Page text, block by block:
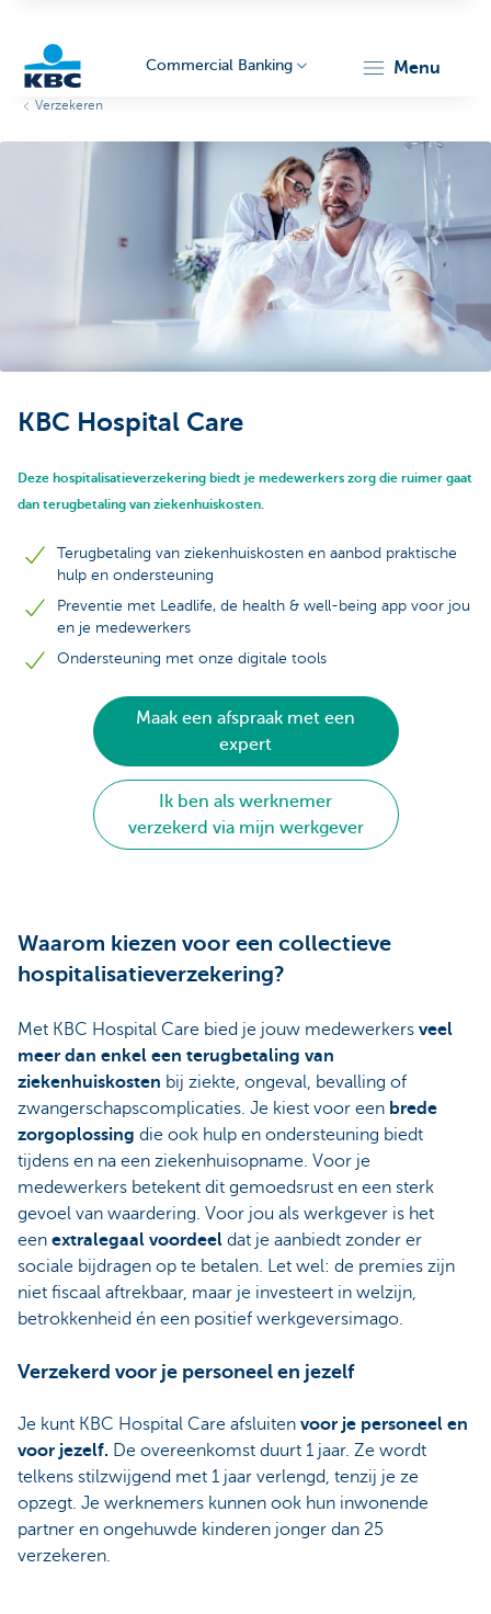
Commercial Banking menu
Verzekeren
KBC Hospital Care
Deze hospitalisatieverzekering biedt je medewerkers zorg die ruimer gaat
dan terugbetaling van ziekenhuiskosten.
Terugbetaling van ziekenhuiskosten en aanbod praktische
hulp en ondersteuning
Preventie met Leadlife, de health & well-being app voor jou
en je medewerkers
Ondersteuning met onze digitale tools
Maak een afspraak met een
expert
Ik ben als werknemer
verzekerd via mijn werkgever
Waarom kiezen voor een collectieve
hospitalisatieverzekering?
Met KBC Hospital Care bied je jouw medewerkers veel
meer dan enkel een terugbetaling van
ziekenhuiskosten bij ziekte, ongeval, bevalling of
zwangerschapscomplicaties. Je kiest voor een brede
zorgoplossing die ook hulp en ondersteuning biedt
tijdens en na een ziekenhuisopname. Voor je
medewerkers betekent dit gemoedsrust en een sterk
gevoel van waardering. Voor jou als werkgever is het
een extralegaal voordeel dat je aanbiedt zonder er
sociale bijdragen op te betalen. Let wel: de premies zijn
niet fiscaal aftrekbaar, maar je investeert in welzijn,
betrokkenheid én een positief werkgeversimago.
Verzekerd voor je personeel en jezelf
Je kunt KBC Hospital Care afsluiten voor je personeel en
voor jezelf. De overeenkomst duurt 1 jaar. Ze wordt
telkens stilzwijgend met 1 jaar verlengd, tenzij je ze
opzegt. Je werknemers kunnen ook hun inwonende
partner en ongehuwde kinderen jonger dan 25
verzekeren.